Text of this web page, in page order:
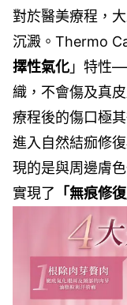
對於醫美療程，
沉澱。Thermo
擇性氣化 」特性
織，不會傷及真
療程後的傷口極
進入自然結痂修
現的是與周邊膚
實現了 「無痕修復